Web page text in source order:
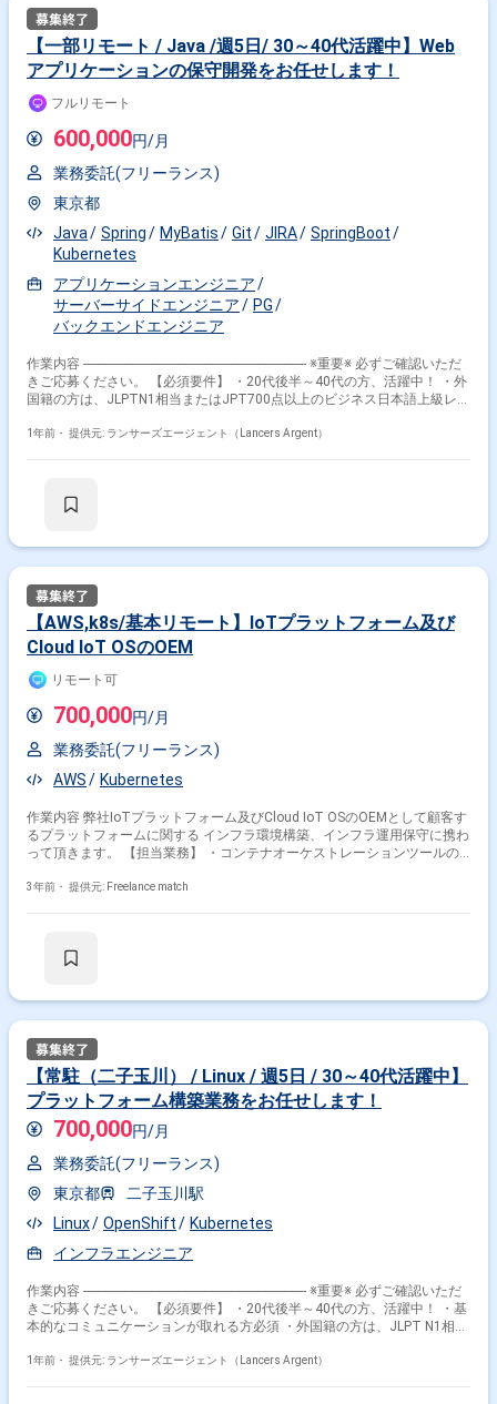
ヤーにおける要件定義、アーキテクチャの選定・設計、検証から実装・ト
ラブルシューティングまで一気通貫。 ■チーム体制 現在は少数精鋭のチー
ムです。正社員、業務委託、副業メンバーがハイブリッドに協働していま
す。経営陣（CEO・CTO）、フルスタックエンジニア、PdM、ドメインエ
様書などから要件や接続の課題を整理し、プロトタイプの実装から本番環
AI（CursorやClaude Code等）による開発生産性の向上もカルチャーとし
RTP, VoIP, WebRTC, SBC (OpenSIPS), LiveKit, Twilio インフラ/プラットフ
ォーム： Linux, Azure, Google Cloud, Docker, Kubernetes 連携先： PBX, ク
ラウドPBX, CTI, CCaaS (BIZTEL, Genesys, CT-e1, MiiTel等) ツール：
GitHub, GitHub Actions, Terraform, OpenTelemetry, Notion, Slack ■案件の
魅力 創業初期段階から、スケール組織へ移行する重要フェーズの組織設計
を主導できます。 AI駆動開発を組織に導入し、従来とは異なる高生産性な
エンジニアリング組織を作る実験ができます。 関わるサービス・プロダク
ト ■企業について 人とAIが並ぶ、新たな共存関係をつくる”をビジョンに掲
げる、急成長中のAIスタートアップ企業です。経営陣には東大出身者をは
じめ、技術とビジネスの双方に強力なバックグラウンドを持つメンバーが
揃っています。 ■プロダクトについて 電話応対・コンタクトセンター・
BPO（業務アウトソーシング）の領域を、生成AIをはじめとする最先端テ
クノロジーによって再設計する次世代プロダクトを開発しています。 単な
るデモやPoCで終わらせるのではなく、顧客の本番環境で安定稼働し、ビ
ジネスインパクトを生むSaaS/AI BPO基盤へとスケールさせる挑戦を行っ
ています。 ■募集背景 プロダクトの急成長とエンタープライズ顧客への導
います。 技術的に非常に難易度が高くカオスなこのフェーズを、確かな技
術力と構造化センスで突破できるフルスタックエンジニアを募集します。
【一部リモート / Java /週5日/ 30～40代活躍中】Web
アプリケーションの保守開発をお任せします！
フルリモート
600,000円/月
業務委託(フリーランス)
東京都
Java
Spring MyBatis Git JIRA
SpringBoot
Kubernetes
アプリケーションエンジニア
サーバーサイドエンジニア
PG
バックエンドエンジニア
作業内容 ------------------------------------------------------------------- ※重要※ 必ずご確認いただ
きご応募ください。 【必須要件】 ・20代後半～40代の方、活躍中！ ・外
国籍の方は、JLPTN1相当またはJPT700点以上のビジネス日本語上級レベ
------------------------------------------------------------------- 【企業】 当社はITを通じてより良い
Java/SpringBoot/MyBatis/Git/Confluence/JIRA/Box/Kubernetes 【その
1年前・ 提供元: ランサーズエージェント（Lancers Argent）
【AWS,k8s/基本リモート】IoTプラットフォーム及び
Cloud IoT OSのOEM
リモート可
700,000円/月
業務委託(フリーランス)
AWS
Kubernetes
作業内容 弊社IoTプラットフォーム及びCloud IoT OSのOEMとして顧客す
るプラットフォームに関する インフラ環境構築、インフラ運用保守に携わ
って頂きます。 【担当業務】 ・コンテナオーケストレーションツールの
・上記インフラ環境の運用設計/構築 ・既存インフラ環境の運用保守業務
3年前・ 提供元: Freelance match
【常駐（二子玉川） / Linux / 週5日 / 30～40代活躍中】
プラットフォーム構築業務をお任せします！
700,000円/月
業務委託(フリーランス)
東京都
二子玉川駅
Linux
OpenShift
Kubernetes
インフラエンジニア
作業内容 ------------------------------------------------------------------- ※重要※ 必ずご確認いただ
きご応募ください。 【必須要件】 ・20代後半～40代の方、活躍中！ ・基
本的なコミュニケーションが取れる方必須 ・外国籍の方は、JLPT N1相当
（副業不可） ・エンジニア実務経験3年以上必須 ---------------------------------------------
1年前・ 提供元: ランサーズエージェント（Lancers Argent）